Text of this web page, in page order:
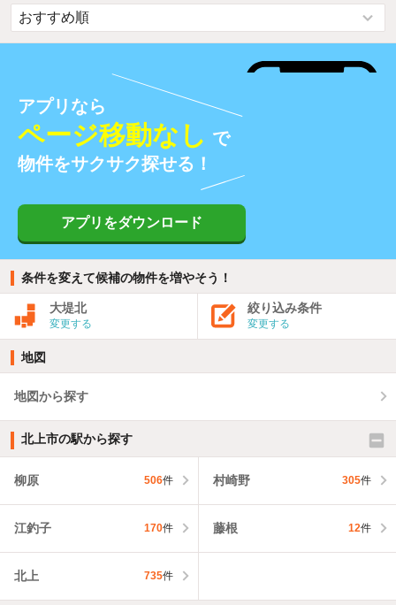
アプリなら
ページ移動なし で
物件をサクサク探せる！
アプリをダウンロード
条件を変えて候補の物件を増やそう！
大堤北
変更する
絞り込み条件
変更する
地図
地図から探す
北上市の駅から探す
柳原 506件 村崎野 305件
江釣子 170件 藤根 12件
北上 735件